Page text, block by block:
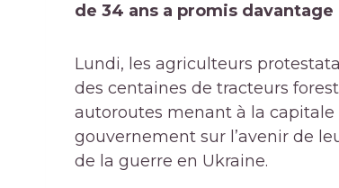
de 34 ans a promis davantage
Lundi, les agriculteurs
des centaines de tracteurs
autoroutes menant à la
gouvernement sur l’avenir de
de la guerre en Ukraine.